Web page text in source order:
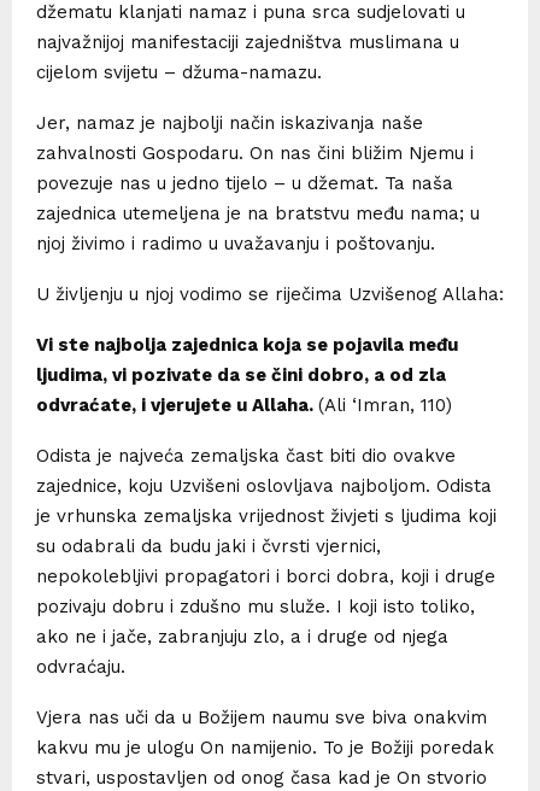
džematu klanjati namaz i puna srca sudjelovati u
najvažnijoj manifestaciji zajedništva muslimana u
cijelom svijetu – džuma-namazu.
Jer, namaz je najbolji način iskazivanja naše
zahvalnosti Gospodaru. On nas čini bližim Njemu i
povezuje nas u jedno tijelo – u džemat. Ta naša
zajednica utemeljena je na bratstvu među nama; u
njoj živimo i radimo u uvažavanju i poštovanju.
U življenju u njoj vodimo se riječima Uzvišenog Allaha:
Vi ste najbolja zajednica koja se pojavila među
ljudima, vi pozivate da se čini dobro, a od zla
odvraćate, i vjerujete u Allaha. (Ali ‘Imran, 110)
Odista je najveća zemaljska čast biti dio ovakve
zajednice, koju Uzvišeni oslovljava najboljom. Odista
je vrhunska zemaljska vrijednost živjeti s ljudima koji
su odabrali da budu jaki i čvrsti vjernici,
nepokolebljivi propagatori i borci dobra, koji i druge
pozivaju dobru i zdušno mu služe. I koji isto toliko,
ako ne i jače, zabranjuju zlo, a i druge od njega
odvraćaju.
Vjera nas uči da u Božijem naumu sve biva onakvim
kakvu mu je ulogu On namijenio. To je Božiji poredak
stvari, uspostavljen od onog časa kad je On stvorio